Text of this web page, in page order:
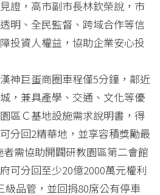
證，高市副市長林欽榮說，市
明、全民監督、跨域合作等信
投資人權益，協助企業安心投
神巨蛋商圈車程僅5分鐘，鄰近
，兼具產學、交通、文化等優
區Ｃ基地設施需求說明書，得
分回2精華地，並享容積獎勵最
需協助開闢研教園區第二會館
可分回至少20億2000萬元權利
級品管，並回捐80席公有停車